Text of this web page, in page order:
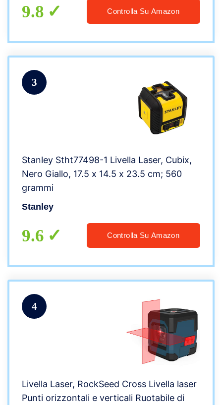
9.8 Controlla Su Amazon
3
Stanley Stht77498-1 Livella Laser, Cubix,
Nero Giallo, ‎17.5 x 14.5 x 23.5 cm; 560
grammi
Stanley
9.6 Controlla Su Amazon
4
Livella Laser, RockSeed Cross Livella laser
Punti orizzontali e verticali Ruotabile di